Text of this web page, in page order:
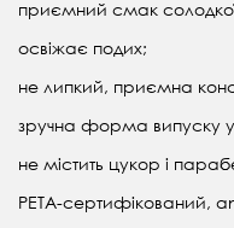
приємний смак
освіжає подих;
не липкий, приємна
зручна форма випуску у
не містить цукор і
PETA-сертифікований,